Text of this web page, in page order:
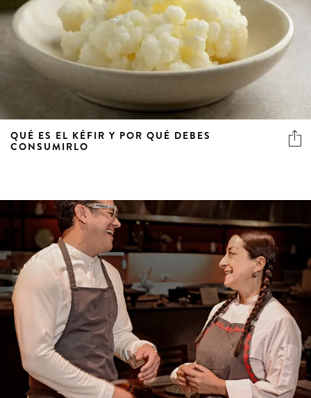
QUÉ ES EL KÉFIR Y POR QUÉ DEBES
CONSUMIRLO